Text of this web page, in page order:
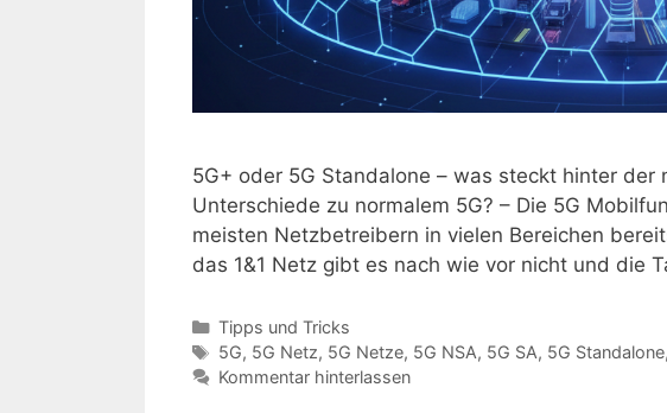
5G+ oder 5G Standalone – was steckt hinter der
Unterschiede zu normalem 5G? – Die 5G
meisten Netzbetreibern in vielen Bereichen
das 1&1 Netz gibt es nach wie vor nicht und die
Kategorien
Tipps und Tricks
Schlagwörter
5G, 5G Netz, 5G Netze, 5G NSA, 5G SA, 5G Standalone,
Kommentar hinterlassen